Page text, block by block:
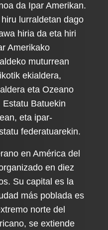
da Ipar Amerikan.
lurraldetan dago
hiria da eta hiri
Amerikako
muturrean
ekialdera,
eta Ozeano
Batuekin
eta ipar-
federatuarekin.
en América del
en diez
Su capital es la
más poblada es
norte del
se extiende